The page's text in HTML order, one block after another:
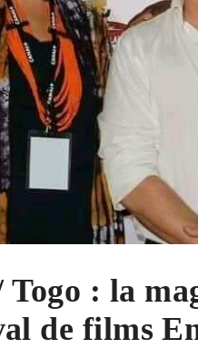
Togo : la
de films